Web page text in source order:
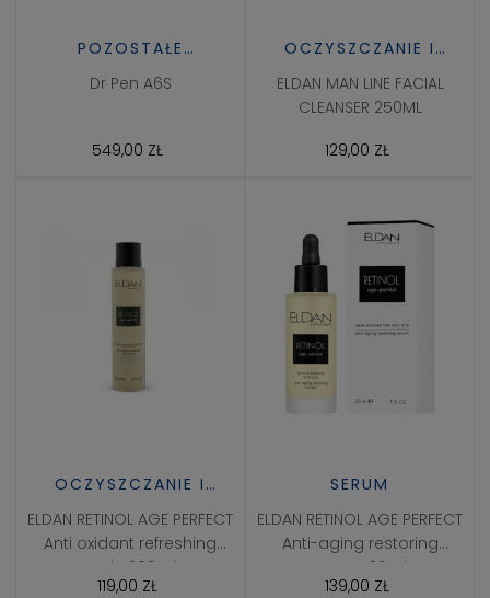
POZOSTAŁE
URZĄDZENIA
Dr Pen A6S
549,00 ZŁ
OCZYSZCZANIE I
TONIZACJA
ELDAN MAN LINE FACIAL
CLEANSER 250ML
129,00 ZŁ
OCZYSZCZANIE I
TONIZACJA
ELDAN RETINOL AGE PERFECT
Anti oxidant refreshing
tonic 200ml
119,00 ZŁ
SERUM
ELDAN RETINOL AGE PERFECT
Anti-aging restoring
serum 30ml
139,00 ZŁ